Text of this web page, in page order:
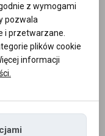
z wymogami
pozwala
i przetwarzane.
plików cookie
informacji